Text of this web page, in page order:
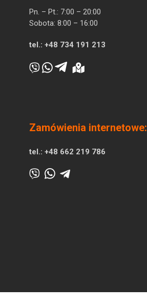
Pn. – Pt.: 7:00 – 20:00
Sobota: 8:00 – 16:00
tel.: +48 734 191 213
Zamówienia internetowe:
tel.: +48 662 219 786